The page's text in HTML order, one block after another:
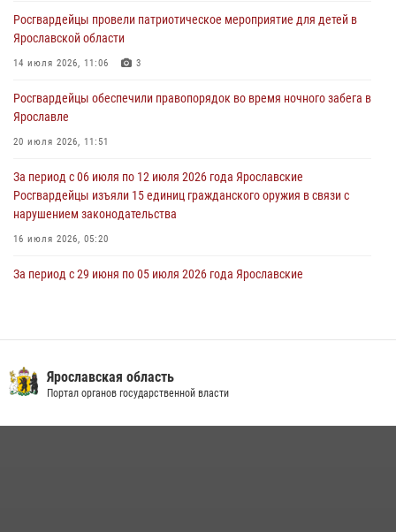
За период с 20 июля по 26 июля 2026 года Ярославские
Росгвардейцы изъяли 41 единицу гражданского оружия в связи с
нарушением законодательства
В региональном управлении Росгвардии состоялся молебен,
приуроченный к празднику Крещения Руси
Росгвардейцы провели патриотическое мероприятие для детей в
Ярославской области
14 июля 2026, 11:06 3
Росгвардейцы обеспечили правопорядок во время ночного забега в
Ярославле
20 июля 2026, 11:51
За период с 06 июля по 12 июля 2026 года Ярославские
Росгвардейцы изъяли 15 единиц гражданского оружия в связи с
нарушением законодательства
16 июля 2026, 05:20
За период с 29 июня по 05 июля 2026 года Ярославские
Росгвардейцы оказали помощь пострадавшему в ДТП
мотоциклисту в Ярославле
Ярославская область
Портал органов государственной власти